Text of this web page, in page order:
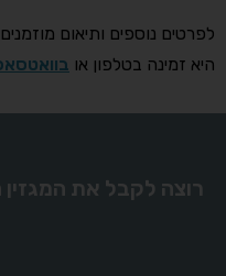
לפרטים נוספים ותיאום
היא זמינה בטלפון או
רוצה לקבל את המגזין